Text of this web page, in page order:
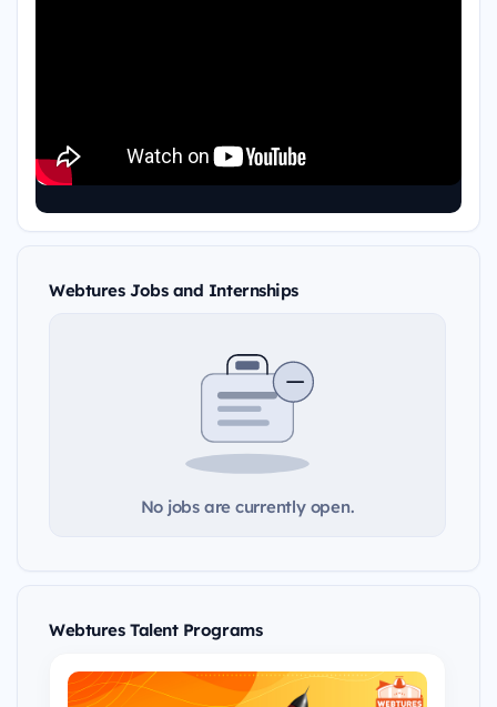
Webtures Jobs and Internships
No jobs are currently open.
Webtures Talent Programs